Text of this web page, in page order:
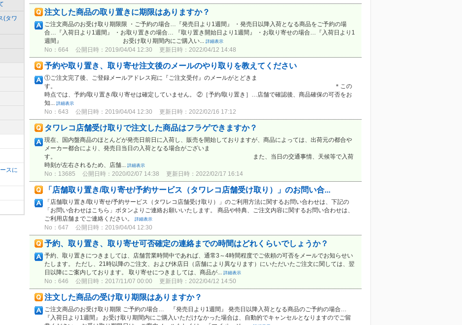
(タワ
スに
注文した商品の取り置きに期限はありますか？
ご注文商品のお受け取り期限限 ・ご予約の場合…『発売日より1週間』 ・発売日以降入荷となる商品をご予約の場
合…『入荷日より1週間』 ・お取り置きの場合… 『取り置き開始日より1週間』 ・お取り寄せの場合…『入荷日より1
週間』 お受け取り期間内にご購入い...
詳細表示
No：664 公開日時：2019/04/04 12:30 更新日時：2022/04/12 14:48
予約や取り置き、取り寄せ注文後のメールのやり取りを教えてください
①ご注文完了後、ご登録メールアドレス宛に『ご注文受付』のメールがとどきま
す。 ＊この
時点では、予約/取り置き/取り寄せは確定していません。 ②［予約/取り置き］…店舗で確認後、商品確保の可否をお
知...
詳細表示
No：643 公開日時：2019/04/04 12:30 更新日時：2022/02/16 17:12
タワレコ店舗受け取りで注文した商品はフラゲできますか？
現在、国内盤商品のほとんどが発売日前日に入荷し、販売を開始しておりますが、商品によっては、出荷元の都合や
メーカー都合により、発売日当日の入荷となる場合がございま
す。 また、当日の交通事情、天候等で入荷
時刻が左右されるため、店舗...
詳細表示
No：13685 公開日時：2020/02/07 14:38 更新日時：2022/02/17 16:14
「店舗取り置き/取り寄せ/予約サービス（タワレコ店舗受け取り）」のお問い合...
「店舗取り置き/取り寄せ/予約サービス（タワレコ店舗受け取り）」のご利用方法に関するお問い合わせは、下記の
「お問い合わせはこちら」ボタンよりご連絡お願いいたします。 商品や特典、ご注文内容に関するお問い合わせは、
ご利用店舗までご連絡ください。
詳細表示
No：647 公開日時：2019/04/04 12:30
予約、取り置き、取り寄せ可否確定の連絡までの時間はどれくらいでしょうか？
予約、取り置きにつきましては、店舗営業時間中であれば、通常3～4時間程度でご依頼の可否をメールでお知らせい
たします。 ただし、21時以降のご注文、および休店日（店舗により異なります）にいただいたご注文に関しては、翌
日以降にご案内しております。 取り寄せにつきましては、商品が...
詳細表示
No：646 公開日時：2017/11/07 00:00 更新日時：2022/04/12 14:50
注文した商品の受け取り期限はありますか？
ご注文商品のお受け取り期限 ご予約の場合… 『発売日より1週間』 発売日以降入荷となる商品のご予約の場合…
『入荷日より1週間』 お受け取り期間内にご購入いただけなかった場合は、自動的でキャンセルとなりますのでご留